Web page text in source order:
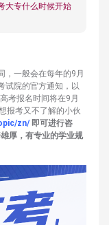
大专什么时候开始
，一般会在每年的9月
试院的官方通知，以
考报名时间将在9月
报考又不了解的小伙
zn/即可进行咨
厚，有专业的学业规